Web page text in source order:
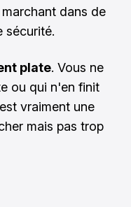
marchant dans de
sécurité.
plate. Vous ne
ou qui n'en finit
vraiment une
mais pas trop